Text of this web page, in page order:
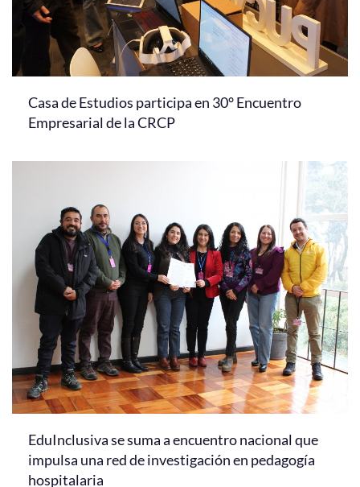
Casa de Estudios participa en 30° Encuentro
Empresarial de la CRCP
EduInclusiva se suma a encuentro nacional que
impulsa una red de investigación en pedagogía
hospitalaria